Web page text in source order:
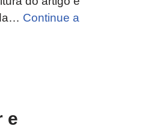
Continue a
e